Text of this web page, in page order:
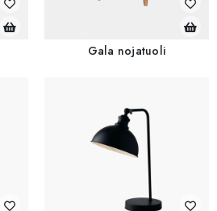
Gala nojatuoli